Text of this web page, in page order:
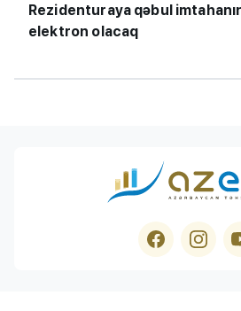
Rezidenturaya qəbul
elektron olacaq